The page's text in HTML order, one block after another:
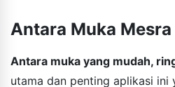
Antara Muka
Antara muka yang mudah,
utama dan penting aplikasi ini